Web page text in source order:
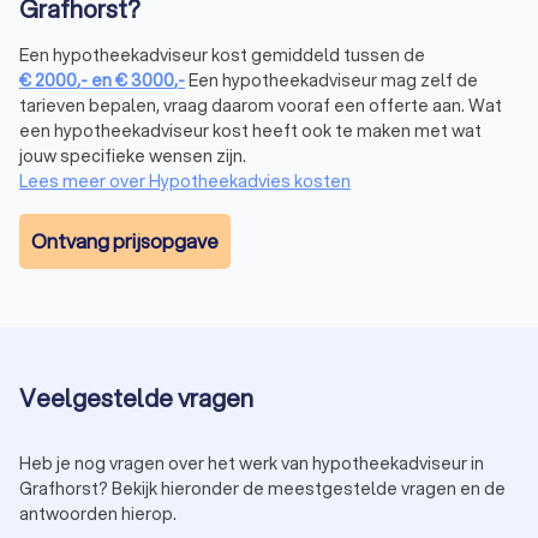
voordeel: hij vergelijkt meerdere aanbieders om de beste
op begeleiding en financiële planning. Wil je de beste
hypotheek kiezen? Dan helpt een onafhankelijke adviseur je
bij het vinden van de juiste optie, zonder beperkt te zijn tot
één bank of aanbieder.
Hoe vind je de beste hypotheekadviseur in
Grafhorst?
Vraag naar de advieskosten hypotheek:
weloverwogen keuze.
Plan een vrijblijvend hypotheekadviesgesprek:zo ontdek
je of de adviseur bij jouw wensen aansluit.
Let op specialisaties:
Grafhorst?
Een hypotheekadviseur kost gemiddeld tussen de
€2000,- en€3000,-Een hypotheekadviseur mag zelf de
tarieven bepalen, vraag daarom vooraf een offerte aan. Wat
een hypotheekadviseur kost heeft ook te maken met wat
jouw specifieke wensen zijn.
Lees meer over Hypotheekadvies kosten
Ontvang prijsopgave
Veelgestelde vragen
Heb je nog vragen over het werk van hypotheekadviseur in
Grafhorst? Bekijk hieronder de meestgestelde vragen en de
antwoorden hierop.